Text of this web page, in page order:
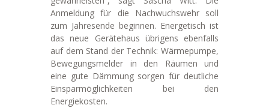
Anmeldung für die Nachwuchswehr soll
zum Jahresende beginnen. Energetisch ist
das neue Gerätehaus übrigens ebenfalls
auf dem Stand der Technik: Wärmepumpe,
Bewegungsmelder in den Räumen und
eine gute Dämmung sorgen für deutliche
Einsparmöglichkeiten bei den
Energiekosten.